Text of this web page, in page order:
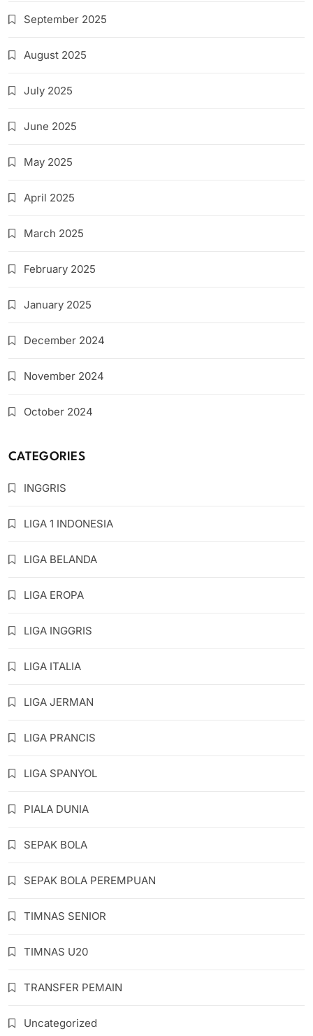
September 2025
August 2025
July 2025
June 2025
May 2025
April 2025
March 2025
February 2025
January 2025
December 2024
November 2024
October 2024
CATEGORIES
INGGRIS
LIGA 1 INDONESIA
LIGA BELANDA
LIGA EROPA
LIGA INGGRIS
LIGA ITALIA
LIGA JERMAN
LIGA PRANCIS
LIGA SPANYOL
PIALA DUNIA
SEPAK BOLA
SEPAK BOLA PEREMPUAN
TIMNAS SENIOR
TIMNAS U20
TRANSFER PEMAIN
Uncategorized